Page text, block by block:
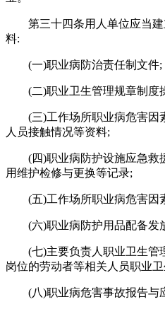
第三十四条用人单位应当
料:
(一)职业病防治责任制文件;
(二)职业卫生管理规章制度
(三)工作场所职业病危害因
人员接触情况等资料;
(四)职业病防护设施应急救
用维护检修与更换等记录;
(五)工作场所职业病危害因
(六)职业病防护用品配备发
(七)主要负责人职业卫生管
岗位的劳动者等相关人员职业
(八)职业病危害事故报告与